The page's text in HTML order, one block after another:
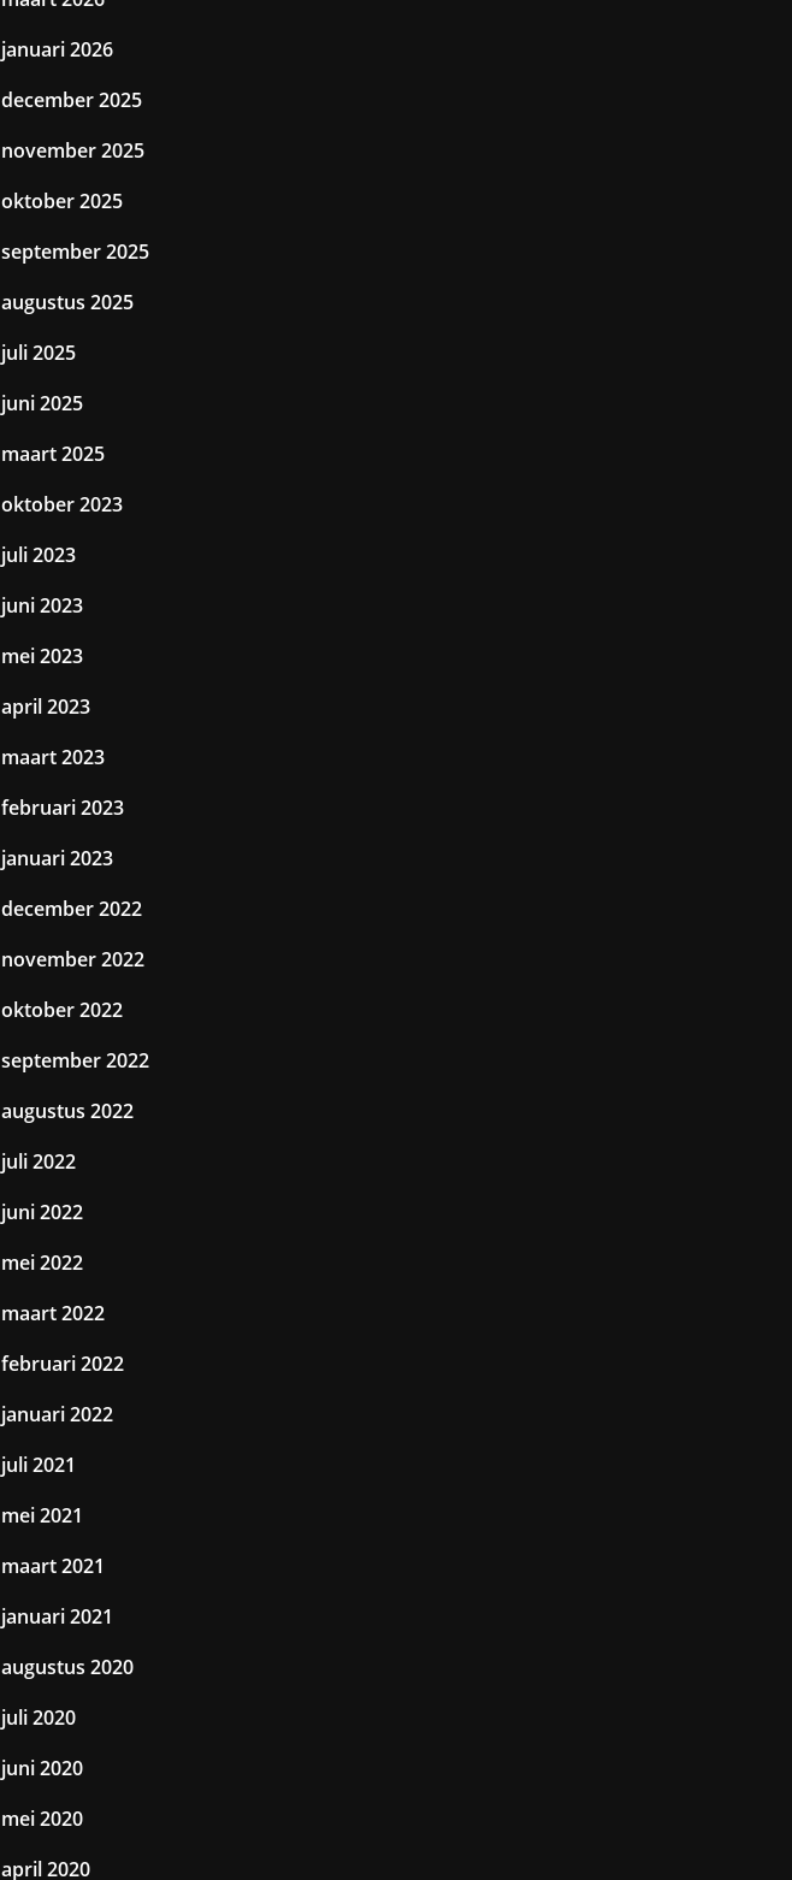
januari 2026
december 2025
november 2025
oktober 2025
september 2025
augustus 2025
juli 2025
juni 2025
maart 2025
oktober 2023
juli 2023
juni 2023
mei 2023
april 2023
maart 2023
februari 2023
januari 2023
december 2022
november 2022
oktober 2022
september 2022
augustus 2022
juli 2022
juni 2022
mei 2022
maart 2022
februari 2022
januari 2022
juli 2021
mei 2021
maart 2021
januari 2021
augustus 2020
juli 2020
juni 2020
mei 2020
april 2020